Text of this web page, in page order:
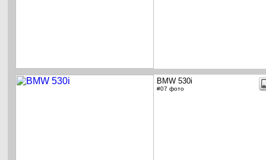
BMW 530i
#07 фото